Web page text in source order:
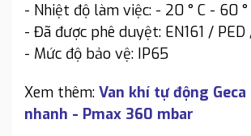
- Nhiệt độ làm việc: - 20 ° C - 60 °
- Đã được phê duyệt: EN161 / PED
- Mức độ bảo vệ: IP65
Xem thêm: Van khí tự động
nhanh - Pmax 360 mbar